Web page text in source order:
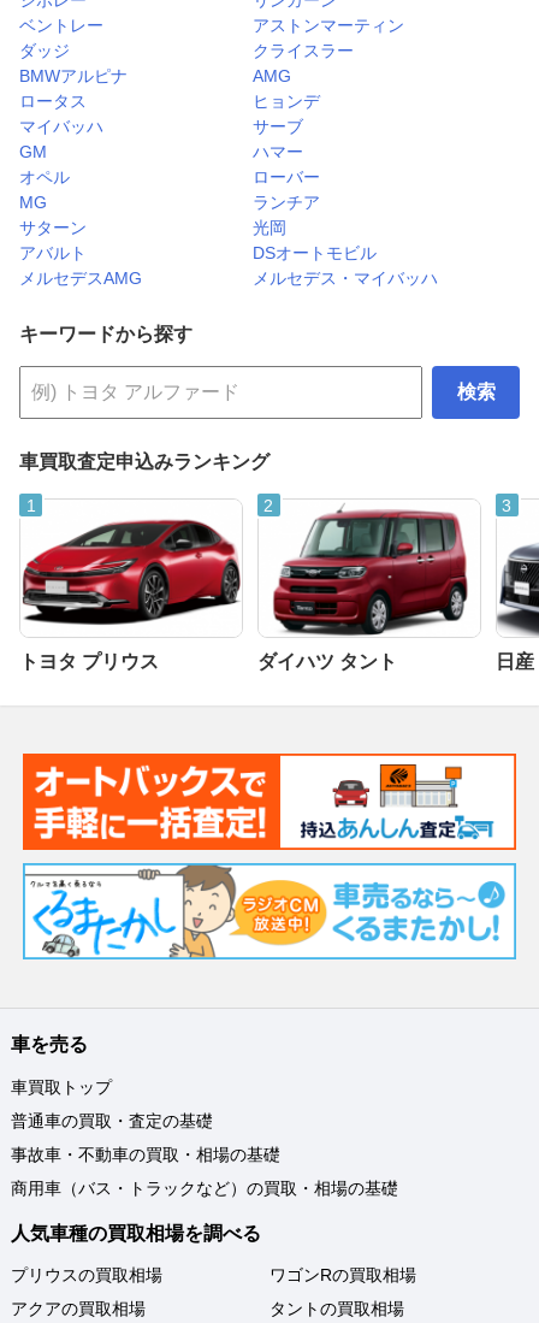
ベントレー
アストンマーティン
ダッジ
クライスラー
BMWアルピナ
AMG
ロータス
ヒョンデ
マイバッハ
サーブ
GM
ハマー
オペル
ローバー
MG
ランチア
サターン
光岡
アバルト
DSオートモビル
メルセデスAMG
メルセデス・マイバッハ
キーワードから探す
検索
車買取査定申込みランキング
トヨタ プリウス ダイハツ タント 日
車を売る
車買取トップ
普通車の買取・査定の基礎
事故車・不動車の買取・相場の基礎
商用車（バス・トラックなど）の買取・相場の基礎
人気車種の買取相場を調べる
プリウスの買取相場
アクアの買取相場
ワゴンRの買取相場
タントの買取相場